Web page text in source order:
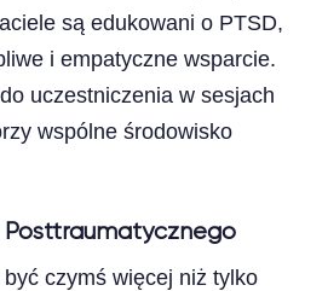
są edukowani o PTSD,
i empatyczne wsparcie.
uczestniczenia w sesjach
wspólne środowisko
Posttraumatycznego
czymś więcej niż tylko